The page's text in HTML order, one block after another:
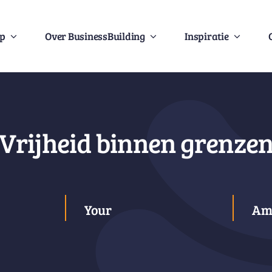
Over BusinessBuilding Inspiratie
binnen
Your